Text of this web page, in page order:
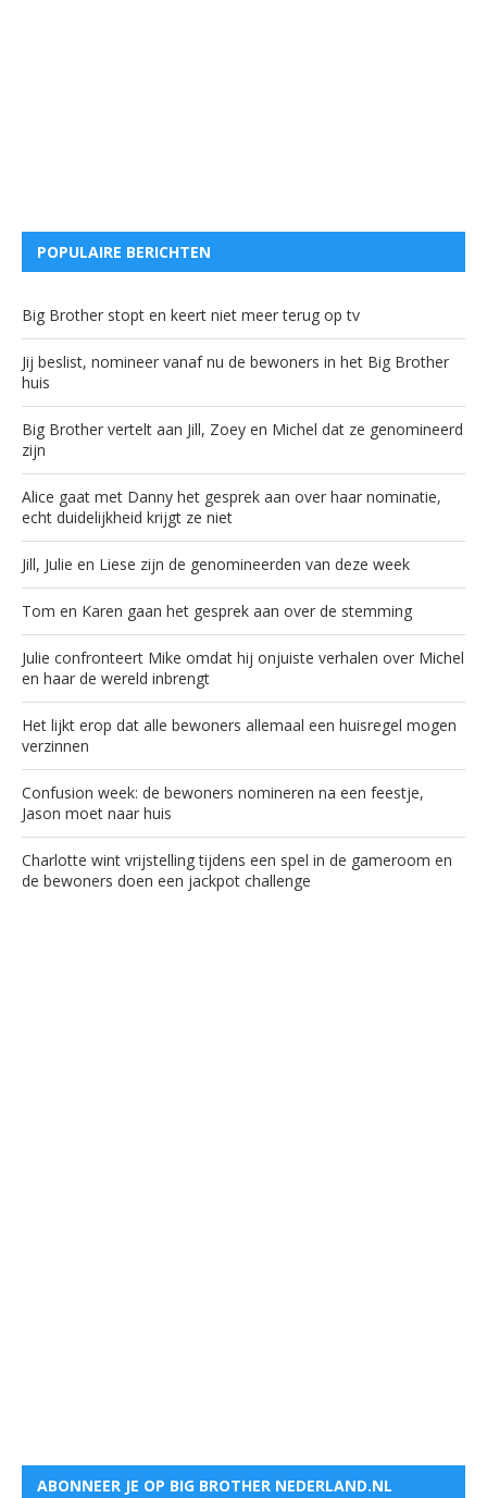
POPULAIRE BERICHTEN
Big Brother stopt en keert niet meer terug op tv
Jij beslist, nomineer vanaf nu de bewoners in het Big Brother
huis
Big Brother vertelt aan Jill, Zoey en Michel dat ze genomineerd
zijn
Alice gaat met Danny het gesprek aan over haar nominatie,
echt duidelijkheid krijgt ze niet
Jill, Julie en Liese zijn de genomineerden van deze week
Tom en Karen gaan het gesprek aan over de stemming
Julie confronteert Mike omdat hij onjuiste verhalen over Michel
en haar de wereld inbrengt
Het lijkt erop dat alle bewoners allemaal een huisregel mogen
verzinnen
Confusion week: de bewoners nomineren na een feestje,
Jason moet naar huis
Charlotte wint vrijstelling tijdens een spel in de gameroom en
de bewoners doen een jackpot challenge
ABONNEER JE OP BIG BROTHER NEDERLAND.NL